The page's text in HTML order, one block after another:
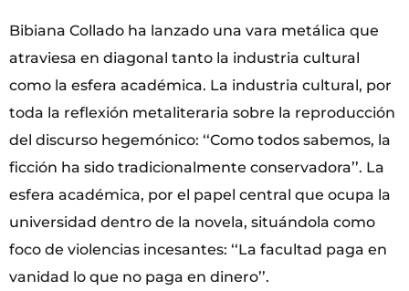
Bibiana Collado ha lanzado una vara metálica que
atraviesa en diagonal tanto la industria cultural
como la esfera académica. La industria cultural, por
toda la reflexión metaliteraria sobre la reproducción
del discurso hegemónico: ‘‘Como todos sabemos, la
ficción ha sido tradicionalmente conservadora’’. La
esfera académica, por el papel central que ocupa la
universidad dentro de la novela, situándola como
foco de violencias incesantes: ‘‘La facultad paga en
vanidad lo que no paga en dinero’’.